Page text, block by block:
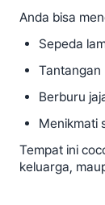
Anda bisa
Sepeda
Tantangan
Berburu
Menikmati
Tempat ini
keluarga,